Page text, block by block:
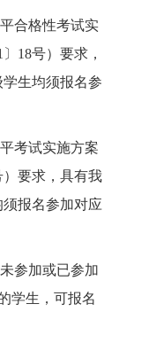
合格性考试实
18号）要求，
生均须报名参
考试实施方案
）要求，具有我
报名参加对应
参加或已参加
学生，可报名